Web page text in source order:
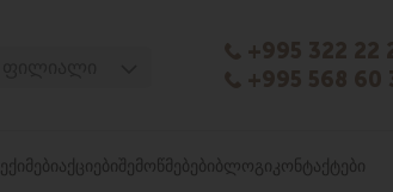
ᲔᲥᲘᲛᲔᲑᲘᲐᲥᲪᲘᲔᲑᲘᲨᲔᲛᲝᲬᲛᲔᲑᲔᲑᲘᲑᲚᲝᲒᲘᲙᲝᲜᲢᲐᲥᲢᲔᲑᲘ